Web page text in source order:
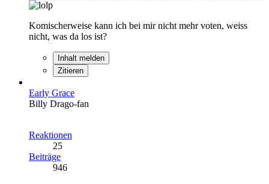
Komischerweise kann ich bei mir nicht mehr voten, weiss
nicht, was da los ist?
Inhalt melden
Zitieren
Early Grace
Billy Drago-fan
Reaktionen
25
Beiträge
946